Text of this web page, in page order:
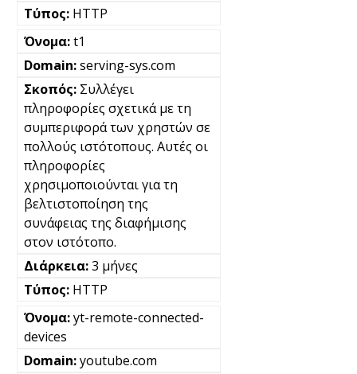
HTTP
t1
serving-sys.com
Συλλέγει
πληροφορίες σχετικά με τη
συμπεριφορά των χρηστών σε
πολλούς ιστότοπους. Αυτές οι
πληροφορίες
χρησιμοποιούνται για τη
βελτιστοποίηση της
συνάφειας της διαφήμισης
στον ιστότοπο.
3 μήνες
HTTP
yt-remote-connected-
devices
youtube.com